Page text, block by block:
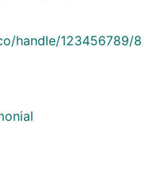
handle/123456789/8